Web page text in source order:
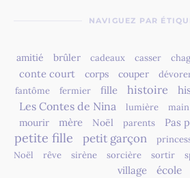
NAVIGUEZ PAR
amitié brûler cadeaux casser
conte court
corps couper
fantôme fermier fille histoire
Les Contes de Nina lumière main
mourir mère Noël parents Pas
petite fille petit garçon
Noël
rêve sirène sorcière sortir
village école